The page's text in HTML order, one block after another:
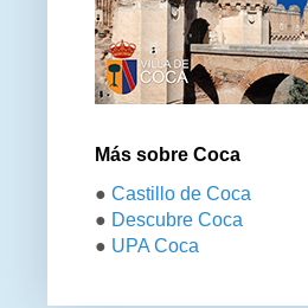
Más sobre Coca
● Castillo de Coca
● Descubre Coca
● UPA Coca